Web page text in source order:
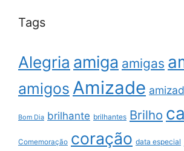
Tags
Alegria amiga amigas
amigos Amizade
Bom Dia brilhante brilhantes Brilho
Comemoração coração data especial